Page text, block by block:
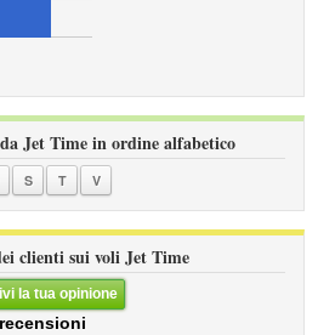
Jet Time in ordine alfabetico
S T V
clienti sui voli Jet Time
la tua opinione